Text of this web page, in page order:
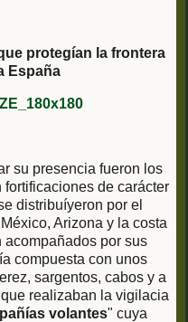
protegían la frontera
España
su presencia fueron los
fortificaciones de carácter
distribuíyeron por el
Arizona y la costa
por sus
compuesta con unos
sargentos, cabos y a
realizaban la vigilacia
volantes" cuya